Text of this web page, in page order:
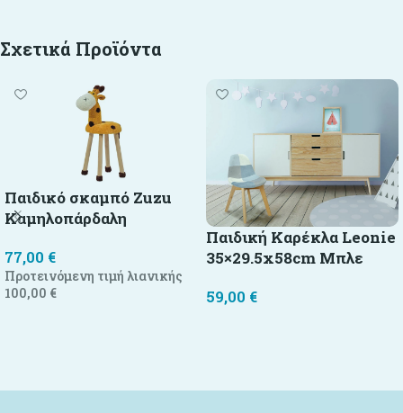
Σχετικά Προϊόντα
Παιδικό σκαμπό Zuzu
Καμηλοπάρδαλη
77,00 €
Προτεινόμενη τιμή λιανικής
100,00 €
Παιδική Καρέκλα Leonie
35×29.5x58cm Μπλε
59,00 €